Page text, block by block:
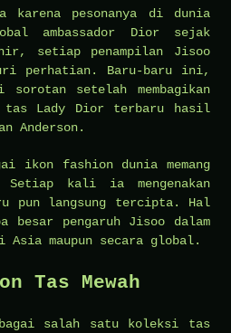
karena pesonanya di dunia
ambassador Dior sejak
setiap penampilan Jisoo
perhatian. Baru-baru ini,
sorotan setelah membagikan
tas Lady Dior terbaru hasil
Anderson.
ikon fashion dunia memang
kali ia mengenakan
pun langsung tercipta. Hal
besar pengaruh Jisoo dalam
maupun secara global.
Tas Mewah
salah satu koleksi tas